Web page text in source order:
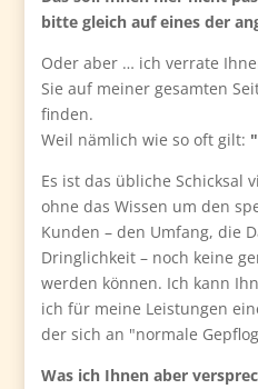
bitte gleich auf eines der
Oder aber … ich verrate
Sie auf meiner gesamten
finden.
Weil nämlich wie so oft gilt:
Es ist das übliche Schicksal
ohne das Wissen um den
Kunden – den Umfang, die
Dringlichkeit – noch keine
werden können. Ich kann
ich für meine Leistungen
der sich an "normale
Was ich Ihnen aber